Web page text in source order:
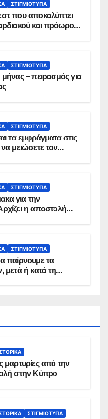
ΣΤΙΓΜΙΌΤΥΠΑ
που αποκαλύπτει
και πρόωρου
ΣΤΙΓΜΙΌΤΥΠΑ
– πειρασμός για
ΣΤΙΓΜΙΌΤΥΠΑ
τα εμφράγματα στις
μειώσετε τον
ΣΤΙΓΜΙΌΤΥΠΑ
για την
η αποστολή
ΣΤΙΓΜΙΌΤΥΠΑ
παίρνουμε τα
μετά ή κατά τη
μαρτυρίες από την
στην Κύπρο
ΣΤΙΓΜΙΌΤΥΠΑ